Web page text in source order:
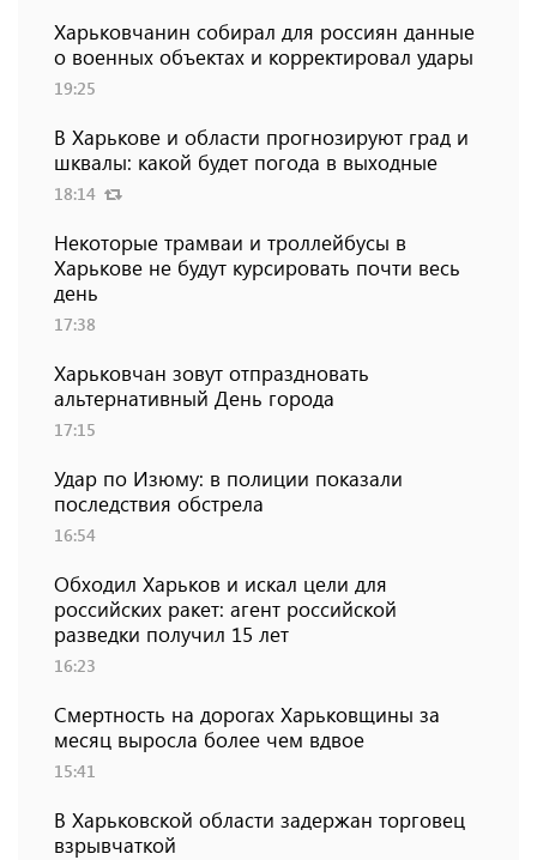
Харьковчанин собирал для россиян данные
о военных объектах и ​​корректировал удары
19:25
В Харькове и области прогнозируют град и
шквалы: какой будет погода в выходные
18:14
Некоторые трамваи и троллейбусы в
Харькове не будут курсировать почти весь
день
17:38
Харьковчан зовут отпраздновать
альтернативный День города
17:15
Удар по Изюму: в полиции показали
последствия обстрела
16:54
Обходил Харьков и искал цели для
российских ракет: агент российской
разведки получил 15 лет
16:23
Смертность на дорогах Харьковщины за
месяц выросла более чем вдвое
15:41
В Харьковской области задержан торговец
взрывчаткой